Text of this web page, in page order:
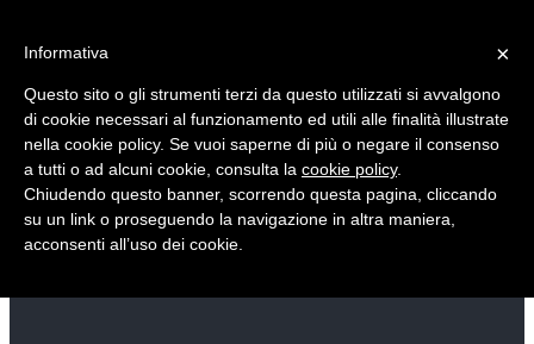
×
Informativa
Questo sito o gli strumenti terzi da questo utilizzati si avvalgono
di cookie necessari al funzionamento ed utili alle finalità illustrate
nella cookie policy. Se vuoi saperne di più o negare il consenso
a tutti o ad alcuni cookie, consulta la cookie policy.
Chiudendo questo banner, scorrendo questa pagina, cliccando
su un link o proseguendo la navigazione in altra maniera,
acconsenti all’uso dei cookie.